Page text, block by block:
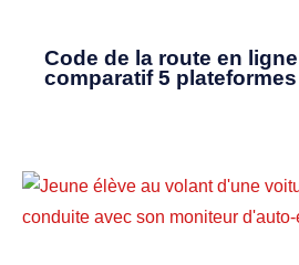
Code de la route en
comparatif 5 plateformes